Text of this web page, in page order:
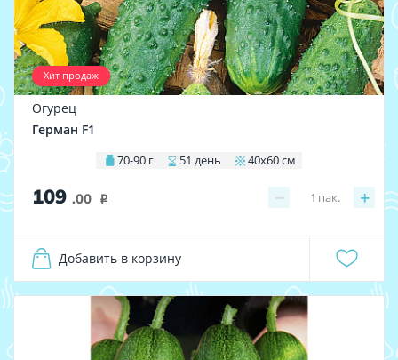
Хит продаж
Огурец
Герман F1
70-90 г 51 день 40х60 см
109 .00 i − +
1 пак.
Добавить в корзину